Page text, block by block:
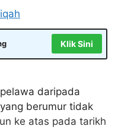
Klik Sini
daripada
berumur tidak
ke atas pada tarikh